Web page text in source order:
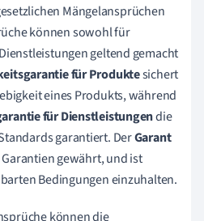
Mängelansprüchen
können sowohl für
geltend gemacht
für Produktesichert
eines Produkts, während
für Dienstleistungendie
garantiert. DerGarant
gewährt, und ist
Bedingungen einzuhalten.
können die